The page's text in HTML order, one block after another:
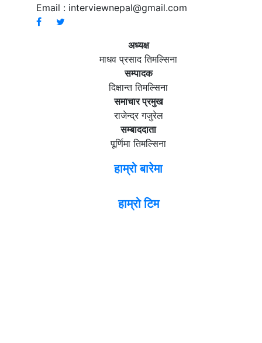
Email : interviewnepal@gmail.com
अध्यक्ष
माधव प्रसाद तिमल्सिना
सम्पादक
दिक्षान्त तिमल्सिना
समाचार प्रमुख
राजेन्द्र गजुरेल
सम्बाददाता
पूर्णिमा तिमल्सिना
हाम्रो बारेमा
हाम्रो टिम